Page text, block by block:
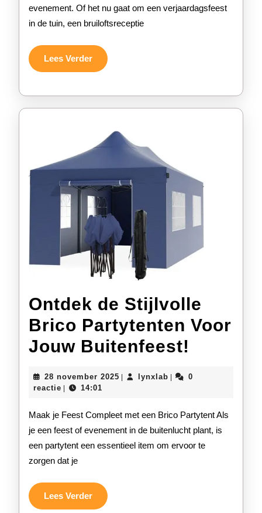
evenement. Of het nu gaat om een verjaardagsfeest
in de tuin, een bruiloftsreceptie
Lees VerderLees
Verder
Ontdek de Stijlvolle
Brico Partytenten Voor
Jouw Buitenfeest!
Brico
Voor
28 november 2025 28
lynxlablynxlab
0
reactie
14:01
Maak je Feest Compleet met een Brico Partytent Als
je een feest of evenement in de buitenlucht plant, is
een partytent een essentieel item om ervoor te
zorgen dat je
Lees VerderLees
Verder